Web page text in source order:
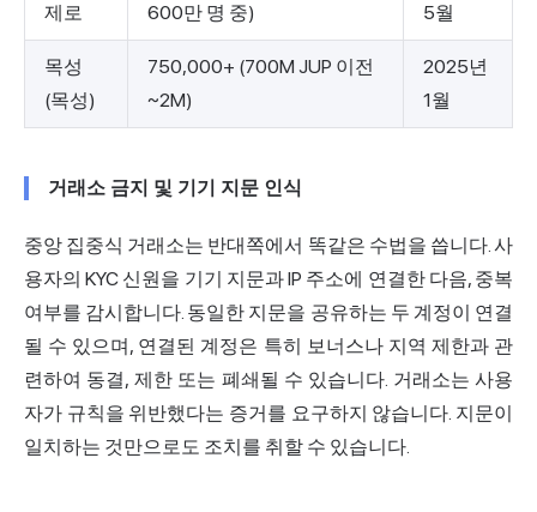
제로
600만 명 중)
5월
목성
(목성)
750,000+ (700M JUP 이전
~2M)
2025년
1월
거래소 금지 및 기기 지문 인식
중앙 집중식 거래소는 반대쪽에서 똑같은 수법을 씁니다. 사
용자의 KYC 신원을 기기 지문과 IP 주소에 연결한 다음, 중복
여부를 감시합니다. 동일한 지문을 공유하는 두 계정이 연결
될 수 있으며, 연결된 계정은 특히 보너스나 지역 제한과 관
련하여 동결, 제한 또는 폐쇄될 수 있습니다. 거래소는 사용
자가 규칙을 위반했다는 증거를 요구하지 않습니다. 지문이
일치하는 것만으로도 조치를 취할 수 있습니다.